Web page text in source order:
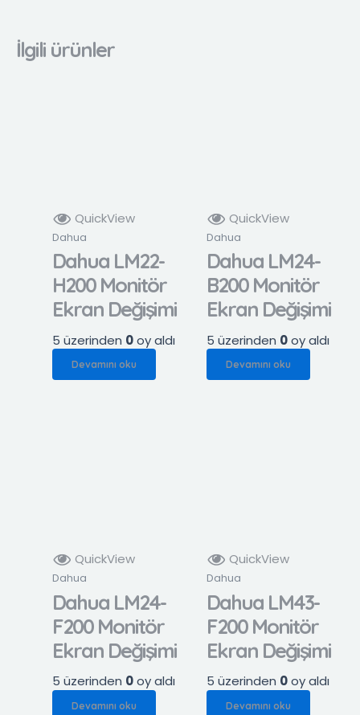
İlgili ürünler
QuickView
Dahua
Dahua LM22-
H200 Monitör
Ekran Değişimi
5 üzerinden 0oy aldı
Devamını oku
QuickView
Dahua
Dahua LM24-
B200 Monitör
Ekran Değişimi
5 üzerinden 0oy aldı
Devamını oku
QuickView
Dahua
Dahua LM24-
F200 Monitör
Ekran Değişimi
5 üzerinden 0oy aldı
Devamını oku
QuickView
Dahua
Dahua LM43-
F200 Monitör
Ekran Değişimi
5 üzerinden 0oy aldı
Devamını oku